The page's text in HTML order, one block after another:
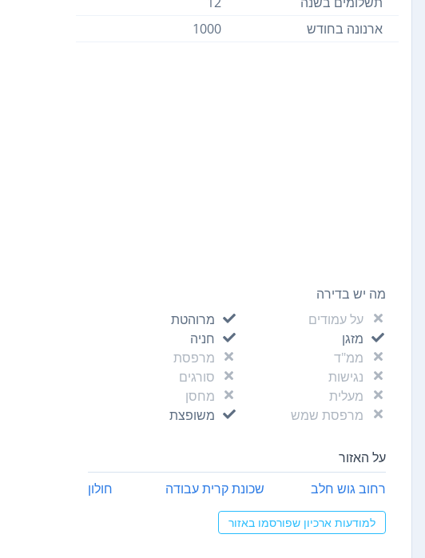
ארנונה בחודש
1000
מה יש בדירה
על עמודים
מרוהטת
מזגן
חניה
ממ"ד
מרפסת
נגישות
סורגים
מעלית
מחסן
מרפסת שמש
משופצת
על האזור
רחוב גוש חלב שכונת קרית עבודה חולון
למודעות ארכיון שפורסמו באזור